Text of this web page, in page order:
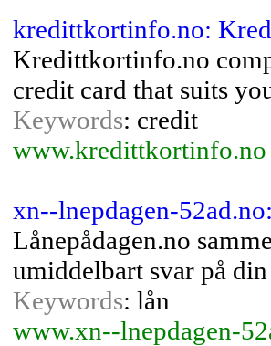
kredittkortinfo.no:
Kredittkortinfo.no
credit card that suits
Keywords: credit
www.kredittkortinfo.no
xn--lnepdagen-
Lånepådagen.no
umiddelbart svar på
Keywords: lån
www.xn--lnepdagen-